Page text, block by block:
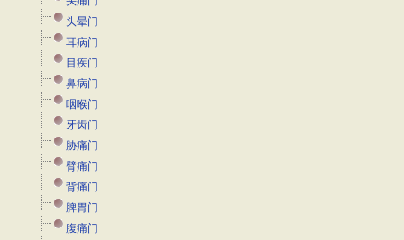
头晕门
耳病门
目疾门
鼻病门
咽喉门
牙齿门
胁痛门
臂痛门
背痛门
脾胃门
腹痛门